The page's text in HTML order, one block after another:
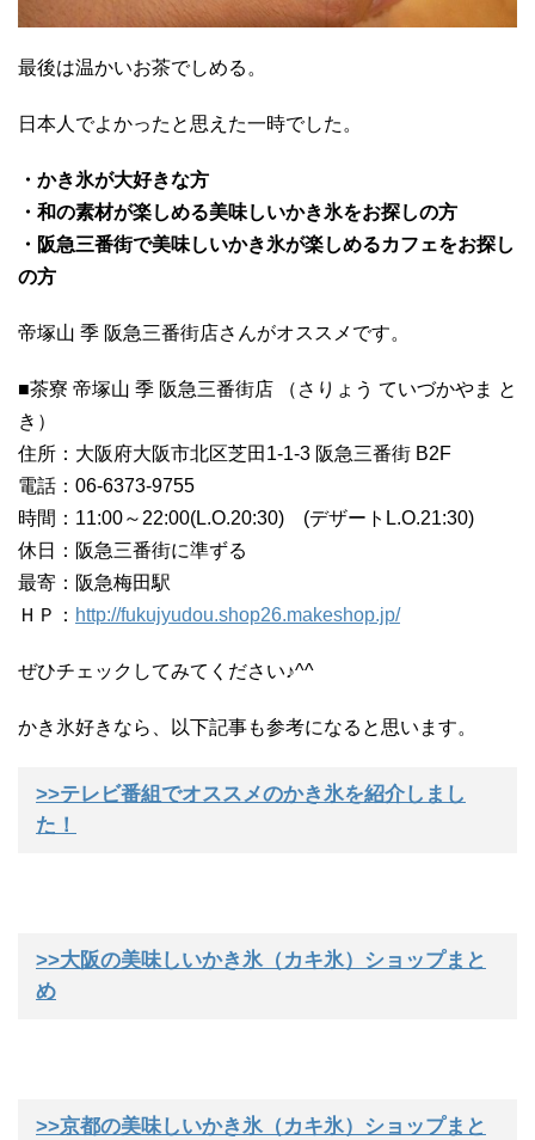
最後は温かいお茶でしめる。
日本人でよかったと思えた一時でした。
・かき氷が大好きな方
・和の素材が楽しめる美味しいかき氷をお探しの方
・阪急三番街で美味しいかき氷が楽しめるカフェをお探し
の方
帝塚山 季 阪急三番街店さんがオススメです。
■茶寮 帝塚山 季 阪急三番街店 （さりょう ていづかやま と
き）
住所：大阪府大阪市北区芝田1-1-3 阪急三番街 B2F
電話：06-6373-9755
時間：11:00～22:00(L.O.20:30) (デザートL.O.21:30)
休日：阪急三番街に準ずる
最寄：阪急梅田駅
ＨＰ： http://fukujyudou.shop26.makeshop.jp/
ぜひチェックしてみてください♪^^
かき氷好きなら、以下記事も参考になると思います。
>>テレビ番組でオススメのかき氷を紹介しまし
た！
>>大阪の美味しいかき氷（カキ氷）ショップまと
め
>>京都の美味しいかき氷（カキ氷）ショップまと